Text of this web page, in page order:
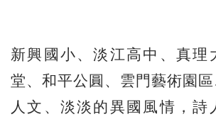
新興國小、淡江高中、真理
堂、和平公圓、雲門藝術園
人文、淡淡的異國風情，詩